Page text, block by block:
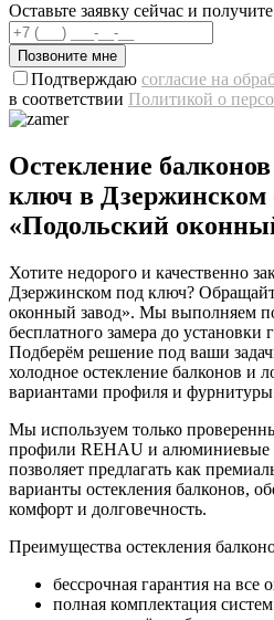
Оставьте заявку сейчас и
Позвоните мне
Подтверждаю согласие на
в соответствии Политикой о
Остекление
ключ в Дзержинском
«Подольский
Хотите недорого и качественно
Дзержинском под ключ?
оконный завод». Мы выполняем
бесплатного замера до установки
Подберём решение под ваши
холодное остекление балконов и
вариантами профиля и
Мы используем только
профили REHAU и алюминиевые
позволяет предлагать как
варианты остекления балконов,
комфорт и долговечность.
Преимущества остекления
бессрочная гарантия на все
полная комплектация